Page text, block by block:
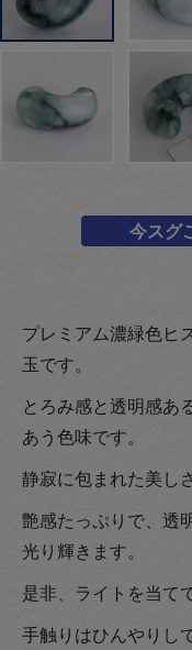
今スグ
プレミアム濃緑色ヒ
玉です。
とろみ感と透明感あ
あう色味です。
静寂に包まれた美しさ
艶感たっぷりで、透
光り輝きます。
是非、ライトを当て
手触りはひんやりし